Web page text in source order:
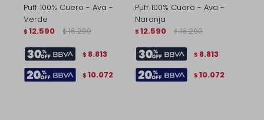
Puff 100% Cuero - Ava -
Verde
$ 12.590 $ 16.290
$ 8.813
$ 10.072
Puff 100% Cuero - Ava -
Naranja
$ 12.590 $ 16.290
$ 8.813
$ 10.072